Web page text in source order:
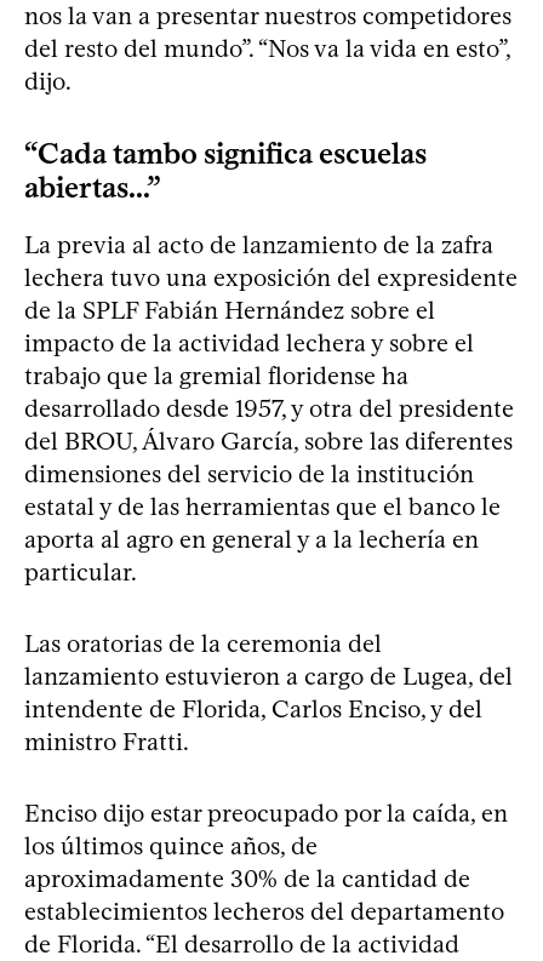
nos la van a presentar nuestros competidores
del resto del mundo”. “Nos va la vida en esto”,
dijo.
“Cada tambo significa escuelas
abiertas...”
La previa al acto de lanzamiento de la zafra
lechera tuvo una exposición del expresidente
de la SPLF Fabián Hernández sobre el
impacto de la actividad lechera y sobre el
trabajo que la gremial floridense ha
desarrollado desde 1957, y otra del presidente
del BROU, Álvaro García, sobre las diferentes
dimensiones del servicio de la institución
estatal y de las herramientas que el banco le
aporta al agro en general y a la lechería en
particular.
Las oratorias de la ceremonia del
lanzamiento estuvieron a cargo de Lugea, del
intendente de Florida, Carlos Enciso, y del
ministro Fratti.
Enciso dijo estar preocupado por la caída, en
los últimos quince años, de
aproximadamente 30% de la cantidad de
establecimientos lecheros del departamento
de Florida. “El desarrollo de la actividad